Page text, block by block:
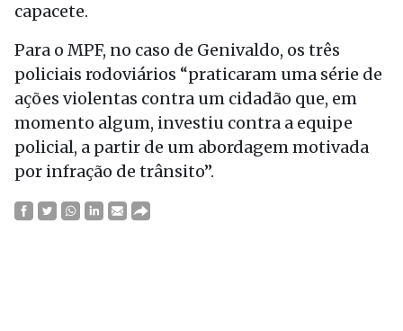
capacete.
Para o MPF, no caso de Genivaldo, os três
policiais rodoviários “praticaram uma série de
ações violentas contra um cidadão que, em
momento algum, investiu contra a equipe
policial, a partir de um abordagem motivada
por infração de trânsito”.